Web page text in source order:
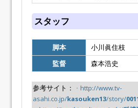
スタッフ
脚本
小川眞住枝
監督
森本浩史
参考サイト： ・ http://www.tv-
asahi.co.jp/kasouken13/story/